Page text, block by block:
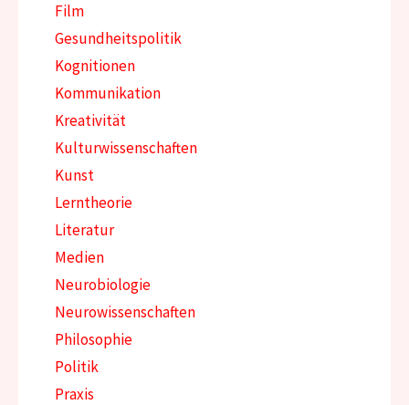
Film
Gesundheitspolitik
Kognitionen
Kommunikation
Kreativität
Kulturwissenschaften
Kunst
Lerntheorie
Literatur
Medien
Neurobiologie
Neurowissenschaften
Philosophie
Politik
Praxis